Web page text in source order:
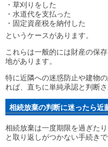
・草刈りをした
・水道代を支払った
・固定資産税を納付した
というケースがあります。
これらは一般的には財産の保
地があります。
特に近隣への迷惑防止や建物
れば、直ちに単純承認と判断
相続放棄の判断に迷ったら近
相続放棄は一度期限を過ぎた
と取り返しがつかない手続きで